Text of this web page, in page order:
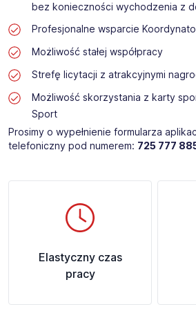
bez konieczności wychodzenia z
Profesjonalne wsparcie
Możliwość stałej współpracy
Strefę licytacji z atrakcyjnymi
Możliwość skorzystania z karty
Sport
Prosimy o wypełnienie formularza
telefoniczny pod numerem: 725 777
Elastyczny czas
pracy